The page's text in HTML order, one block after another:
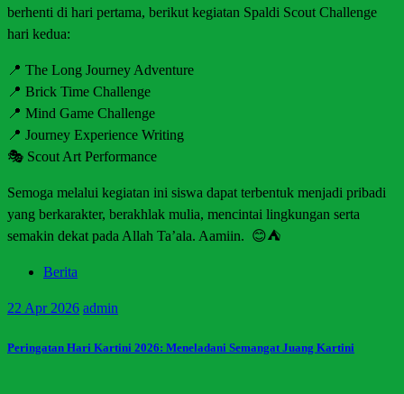
berhenti di hari pertama, berikut kegiatan Spaldi Scout Challenge
hari kedua:
📍 The Long Journey Adventure
📍 Brick Time Challenge
📍 Mind Game Challenge
📍 Journey Experience Writing
🎭 Scout Art Performance
Semoga melalui kegiatan ini siswa dapat terbentuk menjadi pribadi
yang berkarakter, berakhlak mulia, mencintai lingkungan serta
semakin dekat pada Allah Ta’ala. Aamiin. 😊⛺
Berita
22 Apr 2026 admin
Peringatan Hari Kartini 2026: Meneladani Semangat Juang Kartini